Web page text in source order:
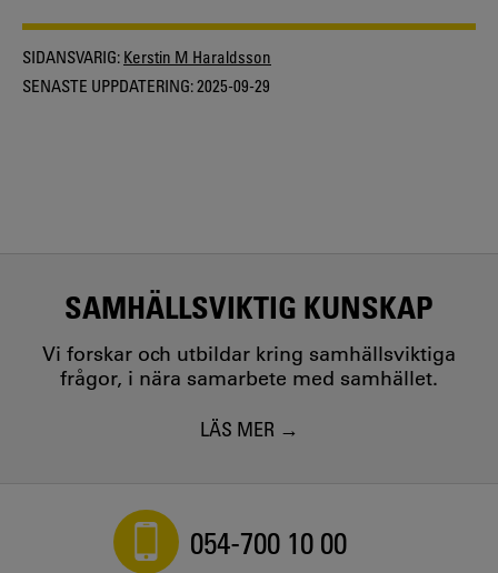
SIDANSVARIG: Kerstin M Haraldsson
SENASTE UPPDATERING:2025-09-29
SAMHÄLLSVIKTIG KUNSKAP
Vi forskar och utbildar kring samhällsviktiga
frågor, i nära samarbete med samhället.
LÄS MER
054-700 10 00